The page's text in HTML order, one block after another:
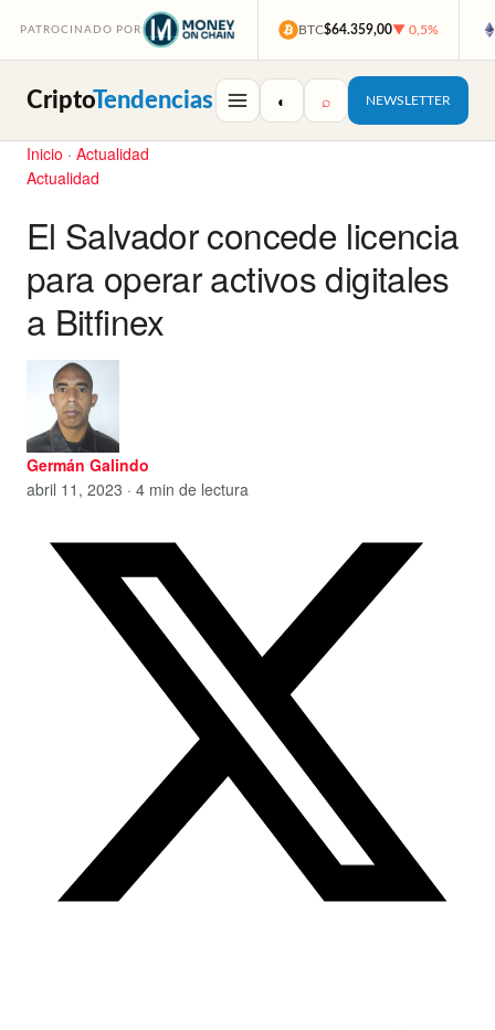
PATROCINADO POR BTC$64.359,00▼ 0,5%
CriptoTendencias ◐ ⌕ NEWSLETTER
Inicio · Actualidad
Actualidad
El Salvador concede licencia
para operar activos digitales
a Bitfinex
Germán Galindo
abril 11, 2023 · 4 min de lectura